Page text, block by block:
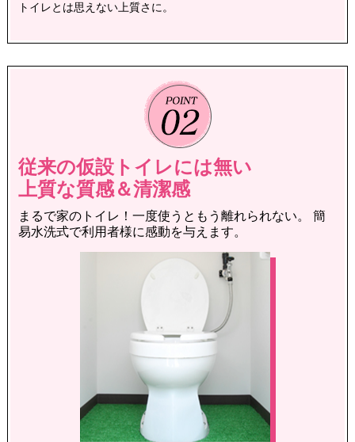
トイレとは思えない上質さに。
従来の仮設トイレには無い
上質な質感＆清潔感
まるで家のトイレ！一度使うともう離れられない。
簡
易水洗式で利用者様に感動を与えます。